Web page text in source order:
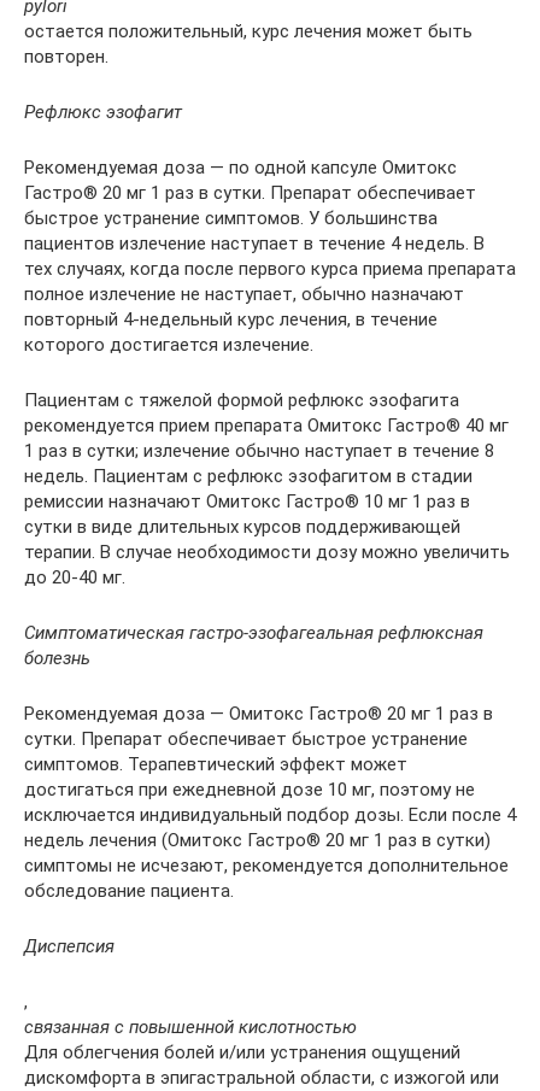
pylori
остается положительный, курс лечения может быть
повторен.
Рефлюкс эзофагит
Рекомендуемая доза — по одной капсуле Омитокс
Гастро® 20 мг 1 раз в сутки. Препарат обеспечивает
быстрое устранение симптомов. У большинства
пациентов излечение наступает в течение 4 недель. В
тех случаях, когда после первого курса приема препарата
полное излечение не наступает, обычно назначают
повторный 4-недельный курс лечения, в течение
которого достигается излечение.
Пациентам с тяжелой формой рефлюкс эзофагита
рекомендуется прием препарата Омитокс Гастро® 40 мг
1 раз в сутки; излечение обычно наступает в течение 8
недель. Пациентам с рефлюкс эзофагитом в стадии
ремиссии назначают Омитокс Гастро® 10 мг 1 раз в
сутки в виде длительных курсов поддерживающей
терапии. В случае необходимости дозу можно увеличить
до 20-40 мг.
Симптоматическая гастро-эзофагеальная рефлюксная
болезнь
Рекомендуемая доза — Омитокс Гастро® 20 мг 1 раз в
сутки. Препарат обеспечивает быстрое устранение
симптомов. Терапевтический эффект может
достигаться при ежедневной дозе 10 мг, поэтому не
исключается индивидуальный подбор дозы. Если после 4
недель лечения (Омитокс Гастро® 20 мг 1 раз в сутки)
симптомы не исчезают, рекомендуется дополнительное
обследование пациента.
Диспепсия
,
связанная с повышенной кислотностью
Для облегчения болей и/или устранения ощущений
дискомфорта в эпигастральной области, с изжогой или